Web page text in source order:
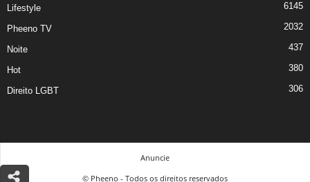
Lifestyle 6145
Pheeno TV 2032
Noite 437
Hot 380
Direito LGBT 306
Anuncie
© Pheeno - Todos os direitos reservados